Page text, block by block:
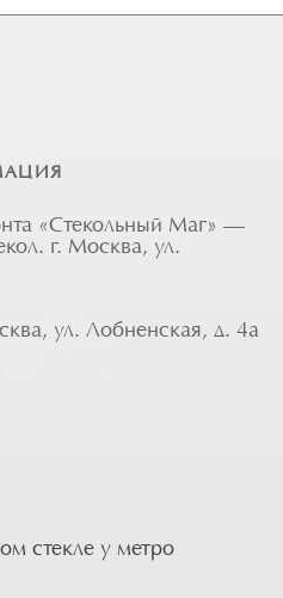
«Стекольный Маг» —
г. Москва, ул.
ул. Лобненская, д. 4а
стекле у метро